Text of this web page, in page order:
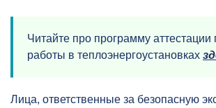
Читайте про программу
работы в теплоэнергоустановках
Лица, ответственные за безопасную